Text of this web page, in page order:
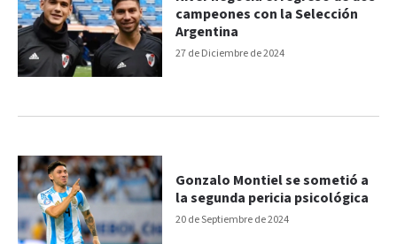
27 de Diciembre de 2024
campeones con la Selección
Argentina
20 de Septiembre de 2024
Gonzalo Montiel se sometió a
la segunda pericia psicológica